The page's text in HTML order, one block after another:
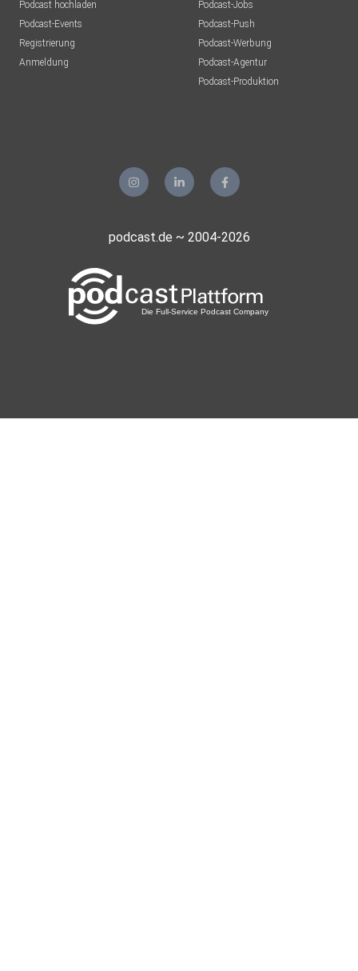
Podcast hochladen
Podcast-Events
Registrierung
Anmeldung
Podcast-Jobs
Podcast-Push
Podcast-Werbung
Podcast-Agentur
Podcast-Produktion
podcast.de ~ 2004-2026